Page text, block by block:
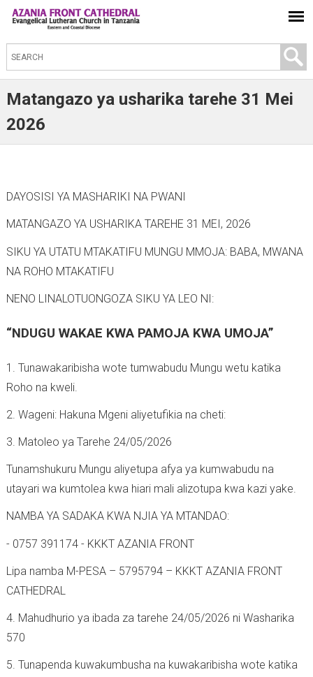
S
e
a
c
h
s
s
i
e
Matangazo ya usharika tarehe 31 Mei
2026
DAYOSISI YA MASHARIKI NA PWANI
MATANGAZO YA USHARIKA TAREHE 31 MEI, 2026
SIKU YA UTATU MTAKATIFU MUNGU MMOJA: BABA, MWANA
NA ROHO MTAKATIFU
NENO LINALOTUONGOZA SIKU YA LEO NI:
“NDUGU WAKAE KWA PAMOJA KWA UMOJA”
1. Tunawakaribisha wote tumwabudu Mungu wetu katika
Roho na kweli.
2. Wageni: Hakuna Mgeni aliyetufikia na cheti:
3. Matoleo ya Tarehe 24/05/2026
Tunamshukuru Mungu aliyetupa afya ya kumwabudu na
utayari wa kumtolea kwa hiari mali alizotupa kwa kazi yake.
NAMBA YA SADAKA KWA NJIA YA MTANDAO:
- 0757 391174 - KKKT AZANIA FRONT
Lipa namba M-PESA – 5795794 – KKKT AZANIA FRONT
CATHEDRAL
4. Mahudhurio ya ibada za tarehe 24/05/2026 ni Washarika
570
5. Tunapenda kuwakumbusha na kuwakaribisha wote katika